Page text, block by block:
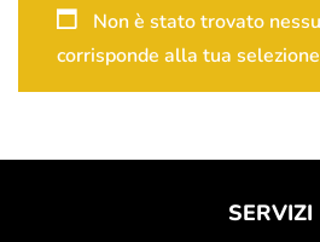
Non è stato trovato
corrisponde alla tua
SERVIZI